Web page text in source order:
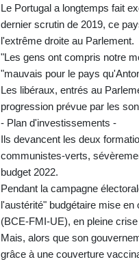
Le Portugal a longtemps fait
dernier scrutin de 2019, ce
l'extrême droite au Parlement.
"Les gens ont compris notre
"mauvais pour le pays
Les libéraux, entrés au
progression prévue par les
- Plan d'investissements -
Ils devancent les deux
communistes-verts,
budget 2022.
Pendant la campagne
l'austérité" budgétaire mise
(BCE-FMI-UE), en pleine
Mais, alors que son
grâce à une couverture